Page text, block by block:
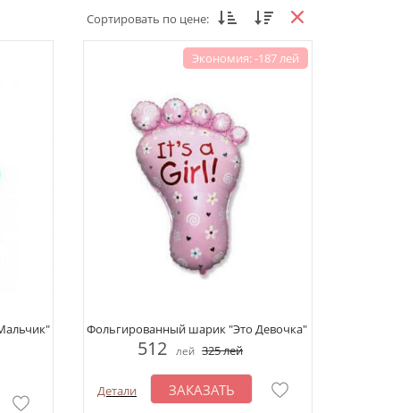
Сортировать по цене:
Экономия: -187 лей
Фольгированный шарик "Это Девочка"
512 лей 325лей
Детали ЗАКАЗАТЬ